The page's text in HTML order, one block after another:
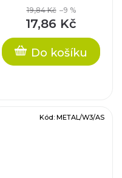
19,84 Kč –9 %
17,86 Kč
Do košíku
Kód: METAL/W3/AS